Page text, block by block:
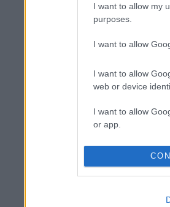
I want to allow my
purposes.
I want to allow
I want to allow
web or device
I want to allow
or app.
I want to allow
I want to allow